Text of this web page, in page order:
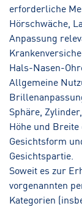
erforderliche
Hörschwäche,
Anpassung
Hals-Nasen-
Allgemeine
Sphäre,
Höhe und
Gesichtsform
Gesichtspartie.
Soweit es zur
vorgenannten
Kategorien